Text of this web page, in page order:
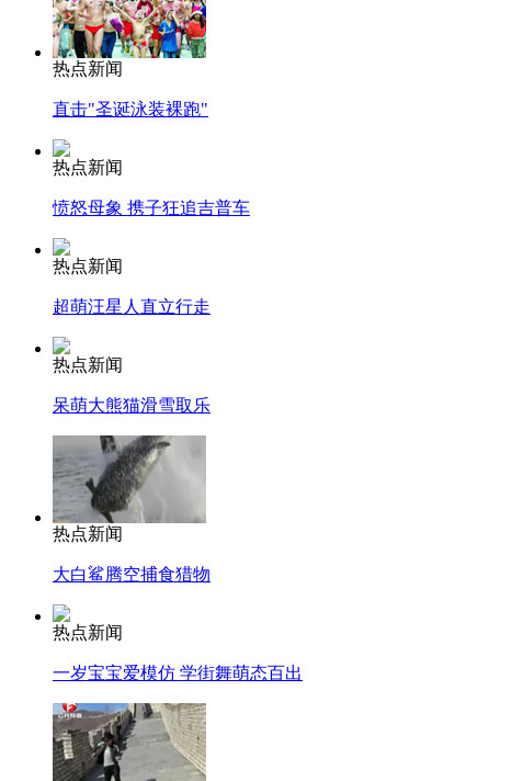
热点新闻
直击"圣诞泳装裸跑"
热点新闻
愤怒母象 携子狂追吉普车
热点新闻
超萌汪星人直立行走
热点新闻
呆萌大熊猫滑雪取乐
热点新闻
大白鲨腾空捕食猎物
热点新闻
一岁宝宝爱模仿 学街舞萌态百出